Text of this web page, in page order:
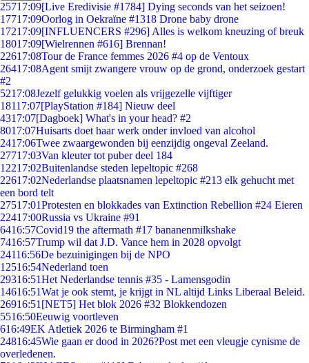
25717:09[Live Eredivisie #1784] Dying seconds van het seizoen!
17717:09Oorlog in Oekraïne #1318 Drone baby drone
17217:09[INFLUENCERS #296] Alles is welkom kneuzing of breuk
18017:09[Wielrennen #616] Brennan!
22617:08Tour de France femmes 2026 #4 op de Ventoux
26417:08Agent smijt zwangere vrouw op de grond, onderzoek gestart
#2
5217:08Jezelf gelukkig voelen als vrijgezelle vijftiger
18117:07[PlayStation #184] Nieuw deel
4317:07[Dagboek] What's in your head? #2
8017:07Huisarts doet haar werk onder invloed van alcohol
2417:06Twee zwaargewonden bij eenzijdig ongeval Zeeland.
27717:03Van kleuter tot puber deel 184
12217:02Buitenlandse steden lepeltopic #268
22617:02Nederlandse plaatsnamen lepeltopic #213 elk gehucht met
een bord telt
27517:01Protesten en blokkades van Extinction Rebellion #24 Eieren
22417:00Russia vs Ukraine #91
6416:57Covid19 the aftermath #17 bananenmilkshake
7416:57Trump wil dat J.D. Vance hem in 2028 opvolgt
24116:56De bezuinigingen bij de NPO
12516:54Nederland toen
29316:51Het Nederlandse tennis #35 - Lamensgodin
14616:51Wat je ook stemt, je krijgt in NL altijd Links Liberaal Beleid.
26916:51 [NET5] Het blok 2026 #32 Blokkendozen
5516:50Eeuwig voortleven
616:49EK Atletiek 2026 te Birmingham #1
24816:45Wie gaan er dood in 2026?Post met een vleugje cynisme de
overledenen.